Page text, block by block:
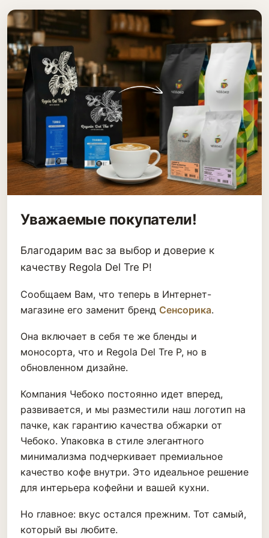
Уважаемые покупатели!
Благодарим вас за выбор и доверие к
качеству Regola Del Tre P!
Сообщаем Вам, что теперь в Интернет-
магазине его заменит бренд Сенсорика.
Она включает в себя те же бленды и
моносорта, что и Regola Del Tre P, но в
обновленном дизайне.
Компания Чебоко постоянно идет вперед,
развивается, и мы разместили наш логотип на
пачке, как гарантию качества обжарки от
Чебоко. Упаковка в стиле элегантного
минимализма подчеркивает премиальное
качество кофе внутри. Это идеальное решение
для интерьера кофейни и вашей кухни.
Но главное: вкус остался прежним. Тот самый,
который вы любите.